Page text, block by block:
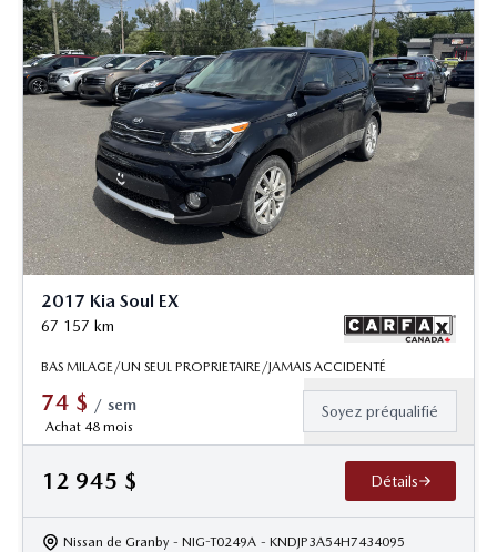
2017 Kia Soul EX
67 157 km
BAS MILAGE/UN SEUL PROPRIETAIRE/JAMAIS ACCIDENTÉ
74 $ / sem
Achat 48 mois
Soyez préqualifié
12 945 $ Détails
Nissan de Granby - NIG-T0249A - KNDJP3A54H7434095